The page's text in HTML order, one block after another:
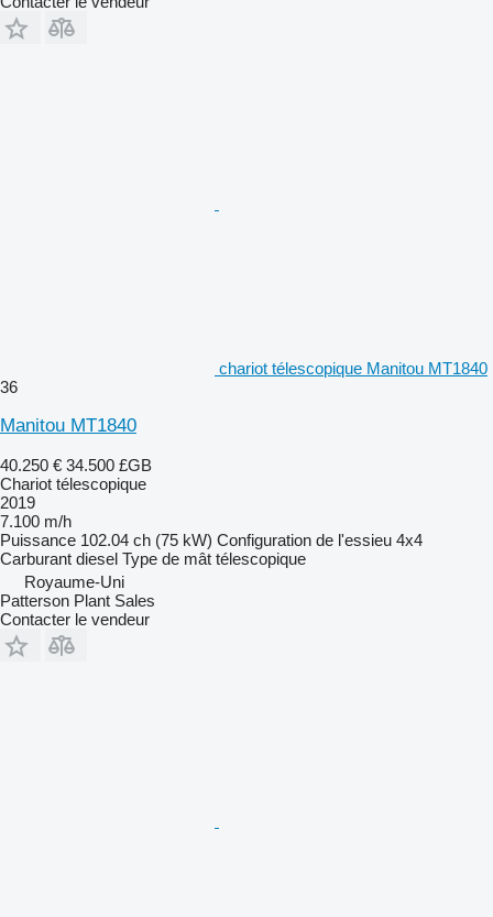
chariot télescopique Manitou MT1840
36
Manitou MT1840
40.250 € 34.500 £GB
Chariot télescopique
2019
7.100 m/h
Puissance 102.04 ch (75 kW) Configuration de l'essieu 4x4
Carburant diesel Type de mât télescopique
Royaume-Uni
Patterson Plant Sales
Contacter le vendeur